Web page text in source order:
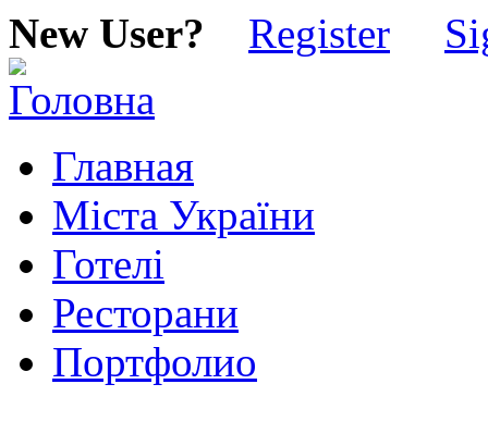
New User? Register
Главная
Міста України
Готелі
Ресторани
Портфолио